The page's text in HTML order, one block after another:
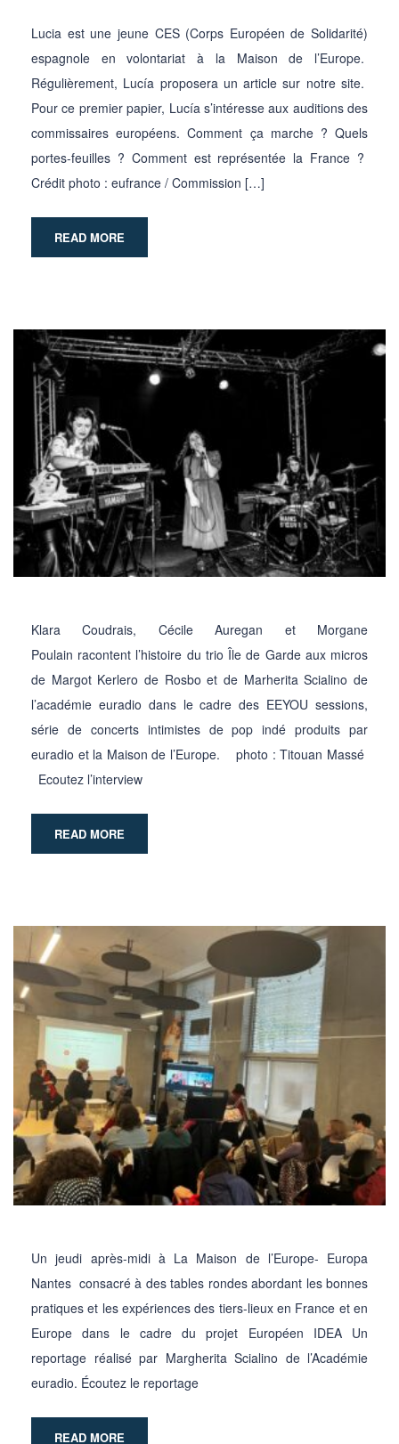
Lucia est une jeune CES (Corps Européen de Solidarité)
espagnole en volontariat à la Maison de l’Europe.
Régulièrement, Lucía proposera un article sur notre site.
Pour ce premier papier, Lucía s’intéresse aux auditions des
commissaires européens. Comment ça marche ? Quels
portes-feuilles ? Comment est représentée la France ?
Crédit photo : eufrance / Commission […]
READ MORE
Klara Coudrais, Cécile Auregan et Morgane
Poulain racontent l’histoire du trio Île de Garde aux micros
de Margot Kerlero de Rosbo et de Marherita Scialino de
l’académie euradio dans le cadre des EEYOU sessions,
série de concerts intimistes de pop indé produits par
euradio et la Maison de l’Europe. photo : Titouan Massé
Ecoutez l’interview
READ MORE
Un jeudi après-midi à La Maison de l’Europe- Europa
Nantes consacré à des tables rondes abordant les bonnes
pratiques et les expériences des tiers-lieux en France et en
Europe dans le cadre du projet Européen IDEA Un
reportage réalisé par Margherita Scialino de l’Académie
euradio. Écoutez le reportage
READ MORE